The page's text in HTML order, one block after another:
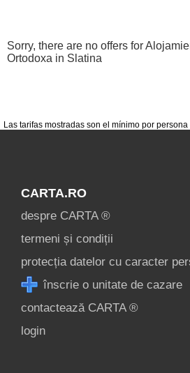
Las tarifas mostradas son el mínimo por
Sorry, there are no offers for
Ortodoxa in Slatina
Înscrie o unitate
termeni și condiții
CARTA.RO
despre CARTA ®
termeni și condiții
protecția datelor cu caracter
înscrie o unitate de cazare
contactează CARTA ®
login